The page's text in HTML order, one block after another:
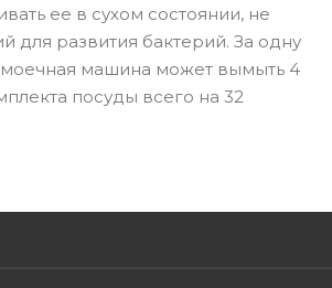
ее в сухом состоянии, не
для развития бактерий. За одну
машина может вымыть 4
посуды всего на 32